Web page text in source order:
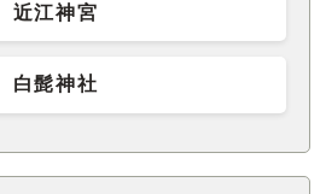
近江神宮
白髭神社